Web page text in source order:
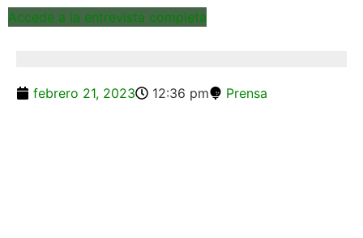
Accede a la entrevista completa
febrero 21, 2023 12:36 pm Prensa